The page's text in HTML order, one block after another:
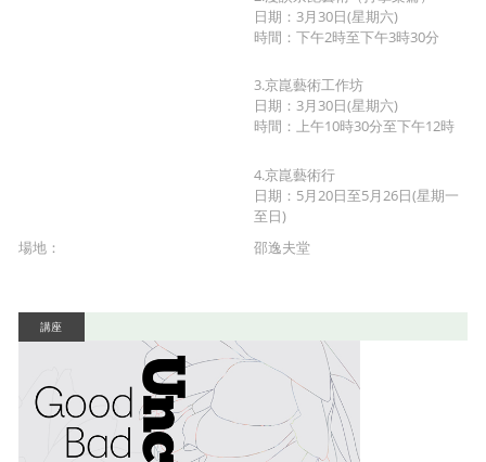
日期：3月30日(星期六)
時間：下午2時至下午3時30分
3.京崑藝術工作坊
日期：3月30日(星期六)
時間：上午10時30分至下午12時
4.京崑藝術行
日期：5月20日至5月26日(星期一
至日)
場地：
邵逸夫堂
講座